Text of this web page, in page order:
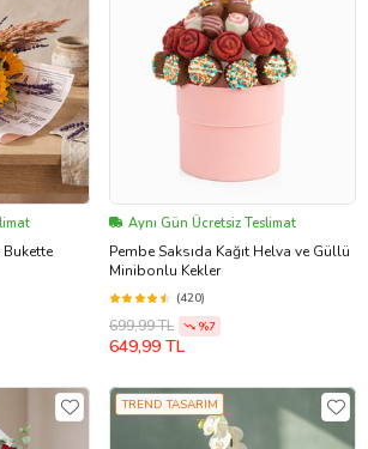
Bukette
Aynı Gün Ücretsiz Teslimat
Pembe Saksıda Kağıt Helva ve Güllü
Minibonlu Kekler
(420)
699,99 TL %7
649,99 TL
TREND TASARIM